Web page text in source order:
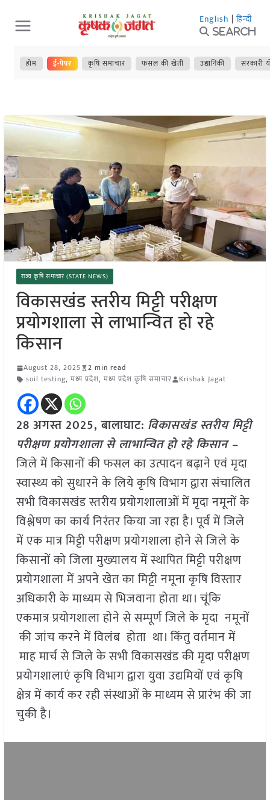
Skip
to
content
English | हिन्दी
Search
होम ई-पेपर कृषि समाचार फसल की खेती उद्यानिकी सरकारी
राज्य कृषि समाचार (STATE NEWS)
विकासखंड स्तरीय मिट्टी परीक्षण
प्रयोगशाला से लाभान्वित हो रहे
किसान
August 28, 2025
2 min read
soil testing, मध्य प्रदेश, मध्य प्रदेश कृषि समाचार Krishak Jagat
28 अगस्त 2025,बालाघाट: विकासखंड स्तरीय मिट्टी
परीक्षण प्रयोगशाला से लाभान्वित हो रहे किसान –
जिले में किसानों की फसल का उत्पादन बढ़ाने एवं मृदा
स्वास्थ्य को सुधारने के लिये कृषि विभाग द्वारा संचालित
सभी विकासखंड स्तरीय प्रयोगशालाओं में मृदा नमूनों के
विश्लेषण का कार्य निरंतर किया जा रहा है। पूर्व में जिले
में एक मात्र मिट्टी परीक्षण प्रयोगशाला होने से जिले के
किसानों को जिला मुख्यालय में स्थापित मिट्टी परीक्षण
प्रयोगशाला में अपने खेत का मिट्टी नमूना कृषि विस्तार
अधिकारी के माध्यम से भिजवाना होता था। चूंकि
एकमात्र प्रयोगशाला होने से सम्पूर्ण जिले के मृदा नमूनों
की जांच करने में विलंब होता था। किंतु वर्तमान में
माह मार्च से जिले के सभी विकासखंड की मृदा परीक्षण
प्रयोगशालाएं कृषि विभाग द्वारा युवा उद्यमियों एवं कृषि
क्षेत्र में कार्य कर रही संस्थाओं के माध्यम से प्रारंभ की जा
चुकी है।